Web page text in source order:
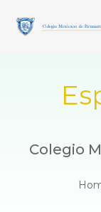
links
primary
Colegio